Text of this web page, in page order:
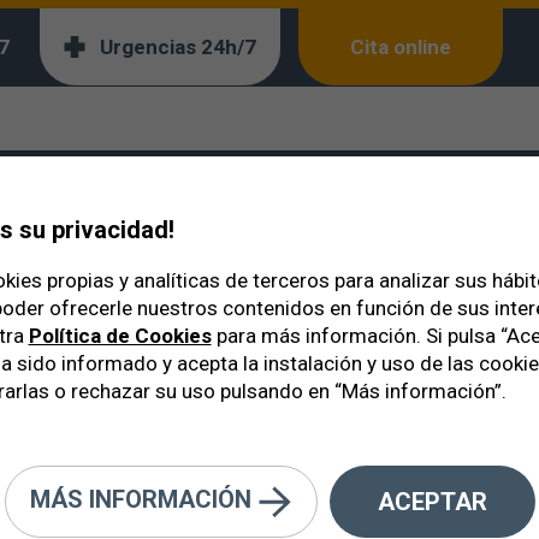
Urgencias 24h/7 Cita online
favorito: Ahmed o
favorito: Ahmed o
su privacidad!
propias y analíticas de terceros para analizar sus
ofrecerle nuestros contenidos en función de sus
Política de Cookiespara más información. Si pulsa
sido informado y acepta la instalación y uso de las
o rechazar su uso pulsando en “Más información”.
MÁS INFORMACIÓN ACEPTAR